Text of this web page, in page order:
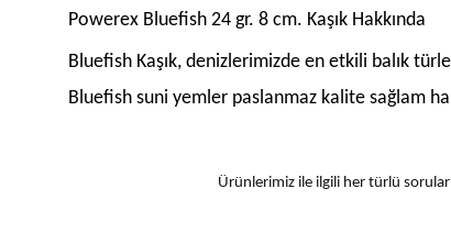
Powerex Bluefish 24 gr. 8 cm. Kaşık Hakkında
Bluefish Kaşık, denizlerimizde en etkili balık
Bluefish suni yemler paslanmaz kalite sağlam
Ürünlerimiz ile ilgili her türlü